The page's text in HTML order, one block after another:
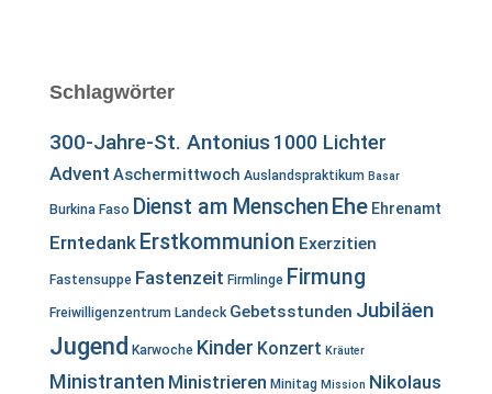
Schlagwörter
300-Jahre-St. Antonius1000 Lichter
Advent Aschermittwoch Auslandspraktikum Basar
Burkina Faso Dienst am MenschenEhe Ehrenamt
Erntedank Erstkommunion Exerzitien
Fastensuppe Fastenzeit Firmlinge Firmung
Freiwilligenzentrum Landeck Gebetsstunden Jubiläen
Jugend Karwoche Kinder Konzert Kräuter
Ministranten Ministrieren Minitag Mission Nikolaus